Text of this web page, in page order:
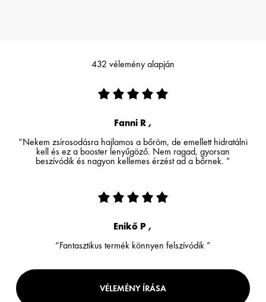
432 vélemény alapján
Fanni R ,
“Nekem zsírosodásra hajlamos a bőröm, de emellett hidratálni
kell és ez a booster lenyűgöző. Nem ragad, gyorsan
beszívódik és nagyon kellemes érzést ad a bőrnek. ”
Enikő P ,
“Fantasztikus termék könnyen felszívódik ”
VÉLEMÉNY ÍRÁSA